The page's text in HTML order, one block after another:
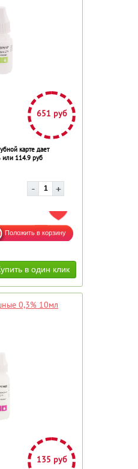
651 руб
карте дает
или 114.9 руб
ДОБАВИТЬ В ИЗБРАННОЕ
0,3% 10мл
135 руб